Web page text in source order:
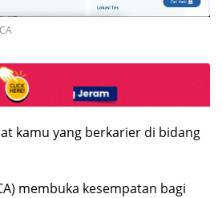
kamu yang berkarier di bidang
membuka kesempatan bagi